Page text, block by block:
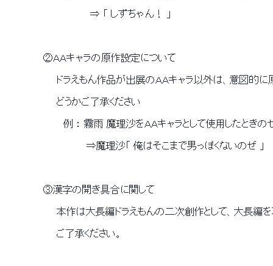
⇒ 「 しずちゃん！ 」
②ＡＡキャラの原作設定について
ドラえもん作品が出展のＡＡキャラ以外は、意図的に原
どうかご了承ください
例 ： 霧雨 魔理沙をＡＡキャラとして使用したときのセ
⇒魔理沙「 俺はそこまで男っぽくないのぜ 」
③漢字の開き具合に関して
本作は大長編ドラえもんの二次創作として、大長編を尊
ご了承ください。